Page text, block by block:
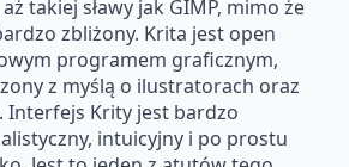
takiej sławy jak GIMP, mimo że
zbliżony. Krita jest open
programem graficznym,
z myślą o ilustratorach oraz
Interfejs Krity jest bardzo
intuicyjny i po prostu